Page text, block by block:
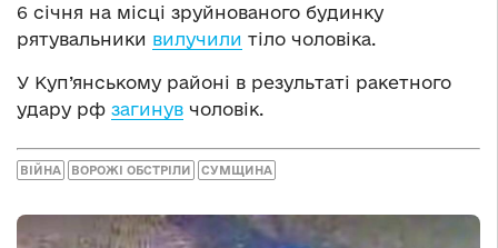
6 січня на місці зруйнованого будинку
рятувальники вилучили тіло чоловіка.
У Куп’янському районі в результаті ракетного
удару рф загинув чоловік.
ВІЙНА ВОРОЖІ ОБСТРІЛИ СУМЩИНА